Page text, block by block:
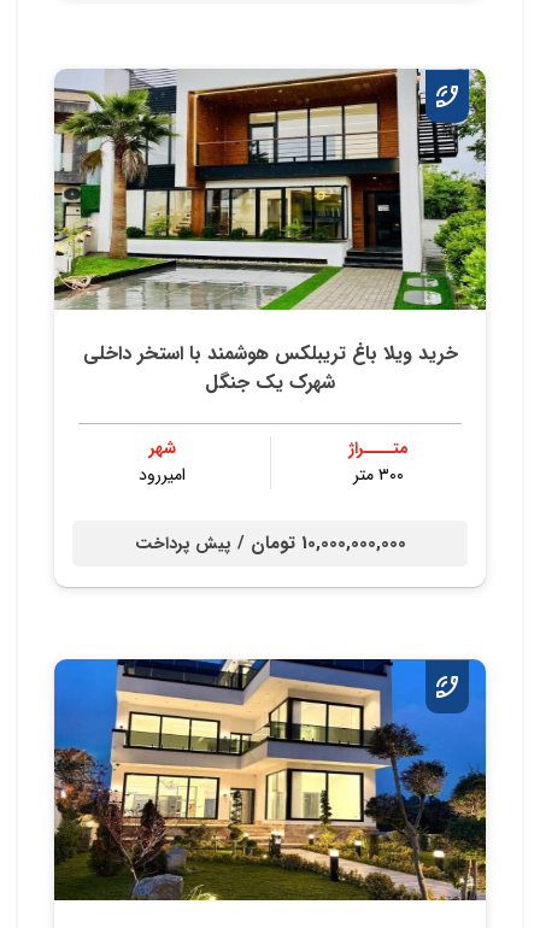
خرید ویلا باغ تریبلکس هوشمند با استخر داخلی
شهرک یک جنگل
متــــراژ
۳۰۰ متر
شهر
امیررود
10,000,000,000 تومان / پیش پرداخت